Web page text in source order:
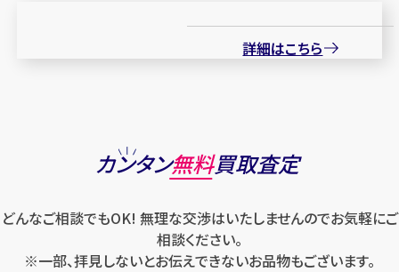
詳細はこちら
カンタン無料買取査定
どんなご相談でもOK! 無理な交渉はいたしませんのでお気軽にご
相談ください。
※一部、拝見しないとお伝えできないお品物もございます。